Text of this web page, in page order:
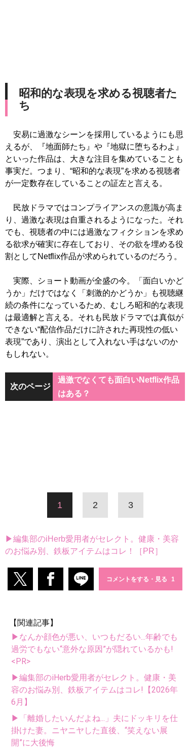
昭和的な表現を求める視聴者た
ち
安易に過激なシーンを採用しているようにも思
えるが、『地面師たち』や『地獄に堕ちるわよ』
といった作品は、大きな注目を集めていることも
事実だ。つまり、“昭和的な表現”を求める視聴者
が一定数存在していることの証左と言える。
民放ドラマではコンプライアンスの意識が高ま
り、過激な表現は自重されるようになった。それ
でも、視聴者の中には過激なフィクションを求め
る欲求が確実に存在しており、その欲を埋める役
割としてNetflix作品が求められているのだろう。
実際、ショート動画が全盛の今。「面白いかど
うか」だけではなく「刺激的かどうか」も視聴継
続の条件になっているため、むしろ昭和的な表現
は最適解と言える。それも民放ドラマでは真似が
できない“配信作品だけに許された再現性の低い
表現”であり、演出として入れない手はないのか
もしれない。
次のページ
過激でなくても面白いNetflix作品
はある？
1 2 3
▶編集部のiHerb愛用者がセレクト。健康・美容
のお悩み別、鉄板アイテムはコレ！［PR］
コメントをする・見る
【関連記事】
▶なんか顔色が悪い、いつもだるい...年齢でも
過労でもない“意外な原因”が隠れているかも!
<PR>
▶編集部のiHerb愛用者がセレクト。健康・美
容のお悩み別、鉄板アイテムはコレ!【2026年
6月】
▶「離婚したいんだよね...」夫にドッキリを仕
掛けた妻。ニヤニヤした直後、“笑えない展
開”に大後悔